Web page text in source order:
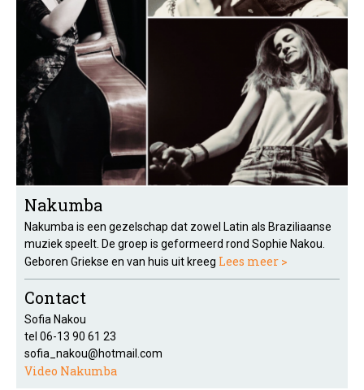
Nakumba
Nakumba is een gezelschap dat zowel Latin als Braziliaanse
muziek speelt. De groep is geformeerd rond Sophie Nakou.
Geboren Griekse en van huis uit kreeg Lees meer >
Contact
Sofia Nakou
tel 06-13 90 61 23
sofia_nakou@hotmail.com
Video Nakumba